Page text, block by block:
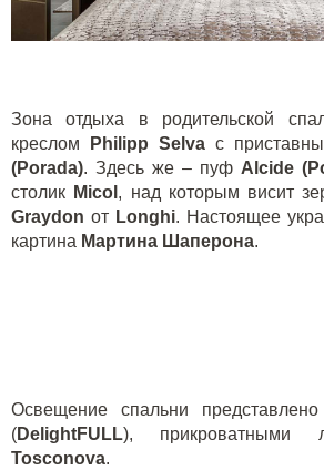
Зона отдыха в родительской
креслом
Philipp Selva с
(Porada). Здесь же – пуф Alcide (
столик Micol , над которым висит
Graydon от Longhi. Настоящее
картина Мартина Шаперона.
Освещение спальни
(DelightFULL),
Tosconova.